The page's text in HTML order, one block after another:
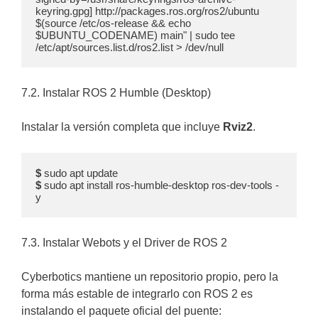
keyring.gpg] http://packages.ros.org/ros2/ubuntu
$(source /etc/os-release && echo
$UBUNTU_CODENAME) main" | sudo tee
/etc/apt/sources.list.d/ros2.list > /dev/null
7.2. Instalar ROS 2 Humble (Desktop)
Instalar la versión completa que incluye Rviz2.
$
$ sudo apt install ros-humble-desktop ros-dev-tools -
y
7.3. Instalar Webots y el Driver de ROS 2
Cyberbotics mantiene un repositorio propio, pero la
forma más estable de integrarlo con ROS 2 es
instalando el paquete oficial del puente: